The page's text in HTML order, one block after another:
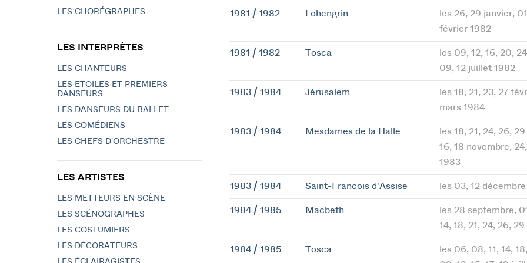
1981 / 1982 Lohengrin
les 26, 29 janvier,
février 1982
1981 / 1982 Tosca
les 09, 12, 16, 20,
09, 12 juillet 1982
1983 / 1984 Jérusalem
les 18, 21, 23, 27
mars 1984
1983 / 1984 Mesdames de la Halle
les 18, 21, 24, 26,
16, 18 novembre,
1983
1983 / 1984 Saint-Francois d'Assise les 03, 12
1984 / 1985 Macbeth
les 28 septembre,
14, 18, 21, 24, 26,
1984 / 1985 Tosca
les 06, 08, 11, 14,
LES CHORÉGRAPHES
LES INTERPRÈTES
LES CHANTEURS
LES ETOILES ET PREMIERS
DANSEURS
LES DANSEURS DU BALLET
LES COMÉDIENS
LES CHEFS D'ORCHESTRE
LES ARTISTES
LES METTEURS EN SCÈNE
LES SCÉNOGRAPHES
LES COSTUMIERS
LES DÉCORATEURS